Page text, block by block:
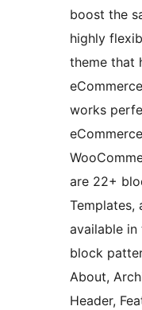
boost the
highly
theme that
works
are 22+
Templates,
available in
block
About,
Header,